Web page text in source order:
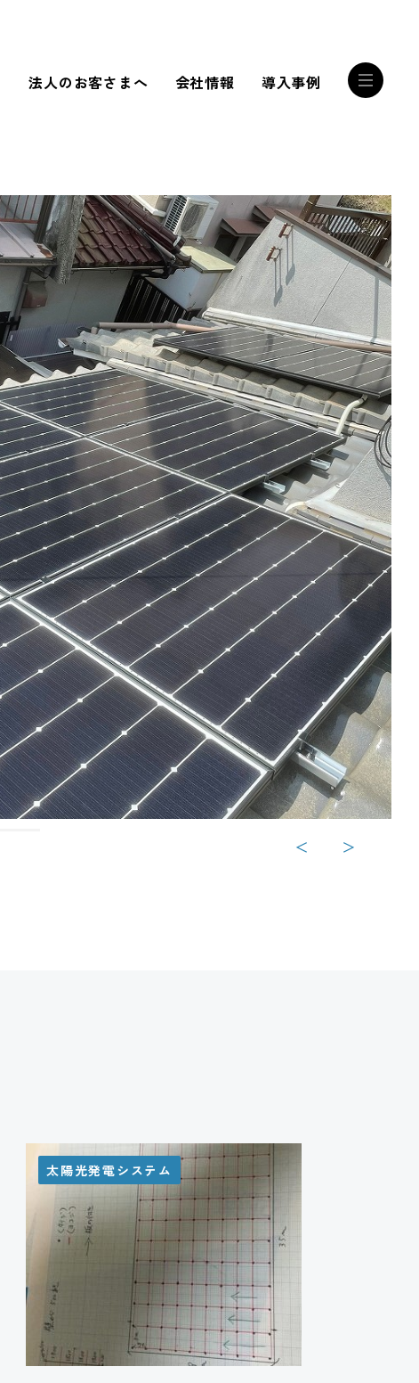
法人のお客さまへ 会社情報 導入事例
誰かを幸せにする
サンリストの技術
RECRUIT INTERVIEW
私たちは
こんな会社です!
Sun List RECRUITMENT
＜ ＞
太陽光発電システム